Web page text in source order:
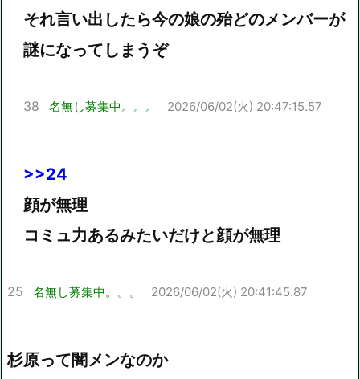
それ言い出したら今の娘の殆どのメンバーが
謎になってしまうぞ
38 名無し募集中。。。 2026/06/02(火) 20:47:15.57
>>24
顔が無理
コミュ力あるみたいだけと顔が無理
25 名無し募集中。。。 2026/06/02(火) 20:41:45.87
杉原って闇メンなのか